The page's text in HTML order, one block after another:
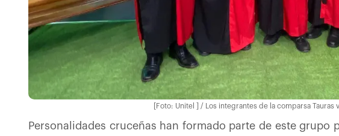
[Foto: Unitel ] / Los integrantes de la comparsa Tauras
Personalidades cruceñas han formado parte de este grupo